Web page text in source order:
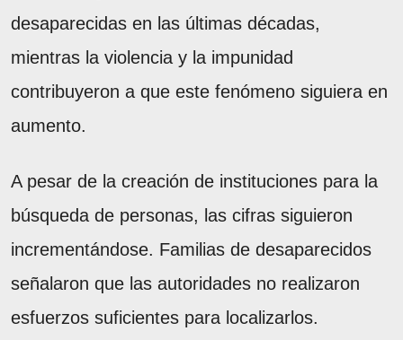
desaparecidas en las últimas décadas,
mientras la violencia y la impunidad
contribuyeron a que este fenómeno siguiera en
aumento.
A pesar de la creación de instituciones para la
búsqueda de personas, las cifras siguieron
incrementándose. Familias de desaparecidos
señalaron que las autoridades no realizaron
esfuerzos suficientes para localizarlos.